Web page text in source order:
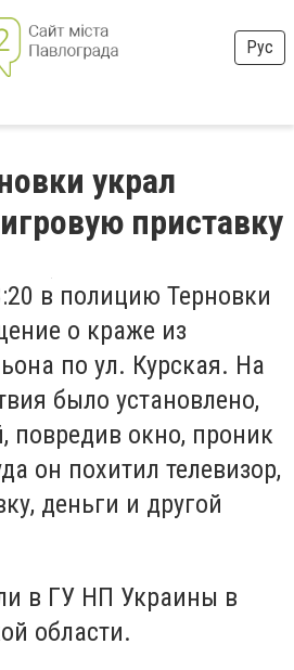
Рус
украл
приставку
в полицию Терновки
о краже из
по ул. Курская. На
было установлено,
повредив окно, проник
он похитил телевизор,
деньги и другой
в ГУ НП Украины в
области.